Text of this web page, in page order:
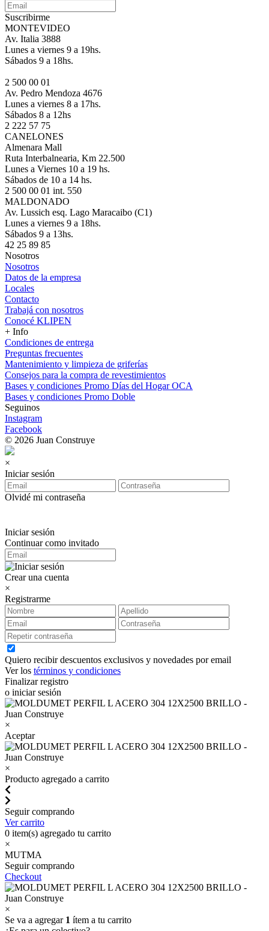
Suscribirme
MONTEVIDEO
Av. Italia 3888
Lunes a viernes 9 a 19hs.
Sábados 9 a 18hs.
2 500 00 01
Av. Pedro Mendoza 4676
Lunes a viernes 8 a 17hs.
Sábados 8 a 12hs
2 222 57 75
CANELONES
Almenara Mall
Ruta Interbalnearia, Km 22.500
Lunes a Viernes 10 a 19 hs.
Sábados de 10 a 14 hs.
2 500 00 01 int. 550
MALDONADO
Av. Lussich esq. Lago Maracaibo (C1)
Lunes a viernes 9 a 18hs.
Sábados 9 a 13hs.
42 25 89 85
Nosotros
Nosotros
Datos de la empresa
Locales
Contacto
Trabajá con nosotros
Conocé KLIPEN
+ Info
Condiciones de entrega
Preguntas frecuentes
Mantenimiento y limpieza de griferías
Consejos para la compra de revestimientos
Bases y condiciones Promo Días del Hogar OCA
Bases y condiciones Promo Doble
Seguinos
Instagram
Facebook
© 2026 Juan Construye
×
Iniciar sesión
Olvidé mi contraseña
Iniciar sesión
Continuar como invitado
Crear una cuenta
×
Registrarme
Quiero recibir descuentos exclusivos y novedades por email
Ver los términos y condiciones
Finalizar registro
o iniciar sesión
×
Aceptar
×
Producto agregado a carrito
Seguir comprando
Ver carrito
0 item(s) agregado tu carrito
×
MUTMA
Seguir comprando
Checkout
×
Se va a agregar 1 ítem a tu carrito